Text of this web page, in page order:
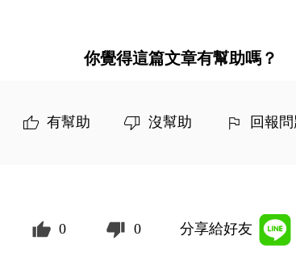
你覺得這篇文章有幫助嗎？
有幫助 沒幫助 回報問
0 0 分享給好友